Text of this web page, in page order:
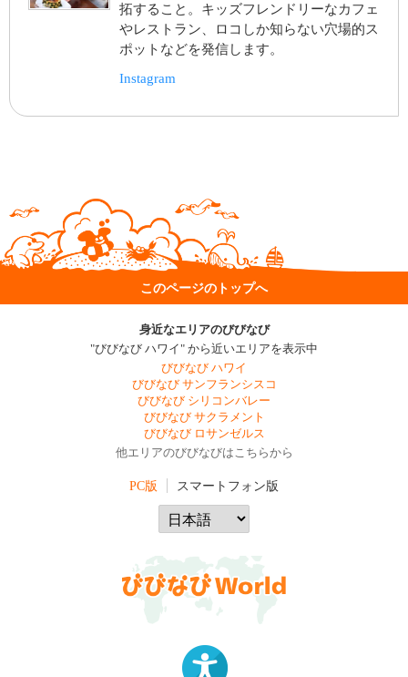
拓すること。キッズフレンドリーなカフェ
やレストラン、ロコしか知らない穴場的ス
ポットなどを発信します。
Instagram
このページのトップへ
身近なエリアのびびなび
"びびなび ハワイ" から近いエリアを表示中
びびなび ハワイ
びびなび サンフランシスコ
びびなび シリコンバレー
びびなび サクラメント
びびなび ロサンゼルス
他エリアのびびなびはこちらから
PC版 スマートフォン版